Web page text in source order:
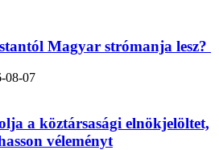
Magyar strómanja lesz?
08-07
a köztársasági elnökjelöltet,
véleményt